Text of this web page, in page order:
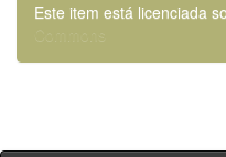
Este item está licenciada
Commons